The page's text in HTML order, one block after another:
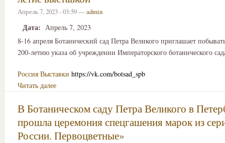
Апрель 7, 2023 - 03:59 —admin
Дата: Апрель 7, 2023
8-16 апреля Ботанический сад Петра Великого приглашает
200-летию указа об учреждении Императорского ботанического
Россия Выставки https://vk.com/botsad_spb
Читать далее
В Ботаническом саду Петра Великого в
прошла церемония спецгашения марок из
России. Первоцветные»